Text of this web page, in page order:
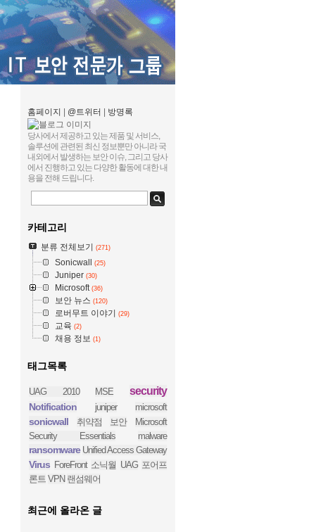
홈페이지 @트위터 방명록
당사에서 제공하고 있는 제품 및 서비스,
솔루션에 관련된 최신 정보뿐만 아니라 국
내외에서 발생하는 보안 이슈, 그리고 당사
에서 진행하고 있는 다양한 활동에 대한 내
용을 전해 드립니다.
카테고리
분류 전체보기 (271)
Sonicwall (25)
Juniper (30)
Microsoft (36)
보안 뉴스 (120)
로버무트 이야기 (29)
교육 (2)
채용 정보 (1)
태그목록
UAG 2010 MSE security
Notification juniper microsoft
sonicwall 취약점 보안
Microsoft
Security Essentials
malware
ransomware Unified Access Gateway
Virus ForeFront 소닉월 UAG 포어프
론트 VPN 랜섬웨어
최근에 올라온 글